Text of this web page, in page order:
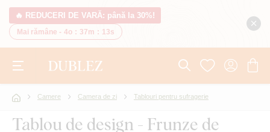
🔥 REDUCERI DE VARĂ: până la 30%!
Mai rămâne - 4o : 37m : 13s
Camere Camera de zi Tablouri pentru sufragerie
Tablou de design - Frunze de